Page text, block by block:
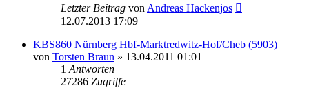
Letzter Beitrag von Andreas Hackenjos
12.07.2013 17:09
KBS860 Nürnberg Hbf-Marktredwitz-Hof/Cheb (5903)
von Torsten Braun » 13.04.2011 01:01
1 Antworten
27286 Zugriffe